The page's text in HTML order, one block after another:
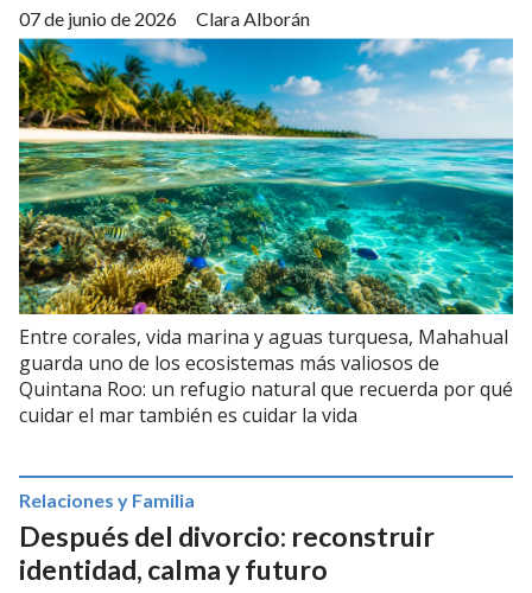
Clara Alborán
07 de junio de 2026
Entre corales, vida marina y aguas turquesa, Mahahual
guarda uno de los ecosistemas más valiosos de
Quintana Roo: un refugio natural que recuerda por qué
cuidar el mar también es cuidar la vida
Después del divorcio: reconstruir
identidad, calma y futuro
Relaciones y Familia